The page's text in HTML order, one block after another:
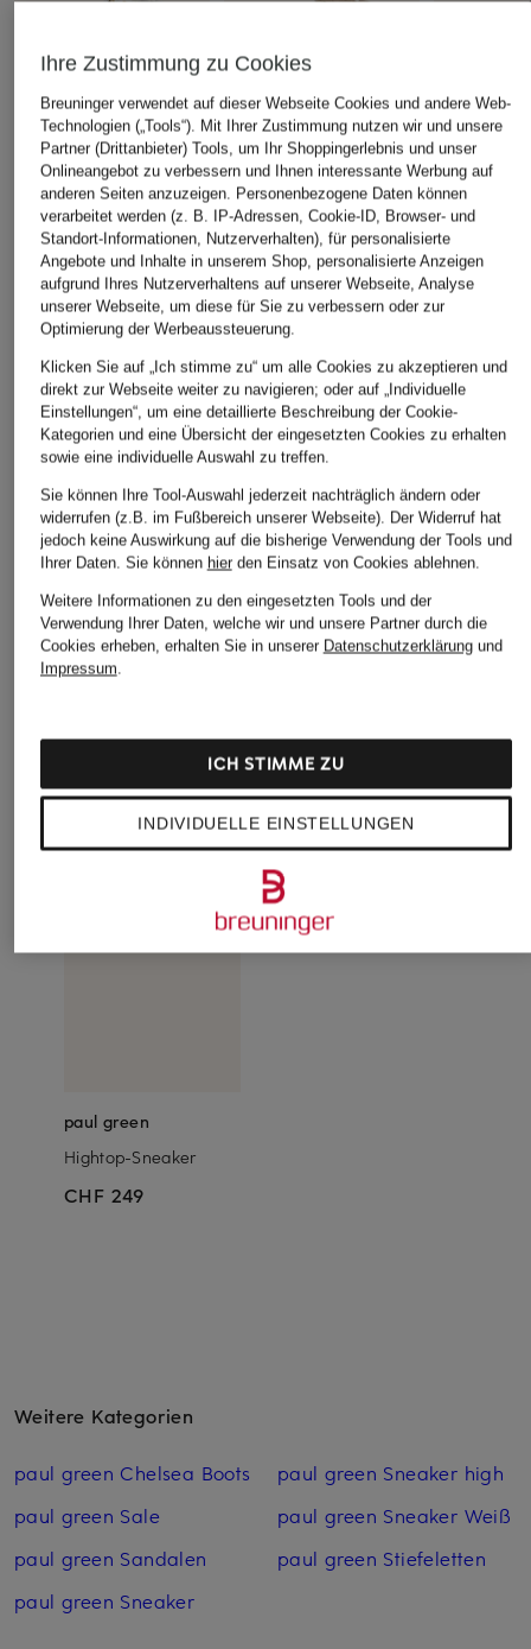
paul green
Hightop-Sneaker
CHF 159
Ursprünglich:CHF 199
paul green
Hightop-Sneaker
CHF 149
Ursprünglich: CHF 209
paul green
Hightop-
CHF 149
Ursprünglich:
ÄHNLICHE ARTIKEL ENTDECKEN
paul green
Hightop-Sneaker
CHF 249
Weitere Kategorien
paul green Chelsea Boots
paul green Sale
paul green Sandalen
paul green Sneaker
paul green Sneaker high
paul green Sneaker Weiß
paul green Stiefeletten
Ihre Zustimmung zu Cookies
Breuninger verwendet auf dieser Webseite Cookies und andere Web-
Technologien („Tools“). Mit Ihrer Zustimmung nutzen wir und unsere
Partner (Drittanbieter) Tools, um Ihr Shoppingerlebnis und unser
Onlineangebot zu verbessern und Ihnen interessante Werbung auf
anderen Seiten anzuzeigen. Personenbezogene Daten können
verarbeitet werden (z. B. IP-Adressen, Cookie-ID, Browser- und
Standort-Informationen, Nutzerverhalten), für personalisierte
Angebote und Inhalte in unserem Shop, personalisierte Anzeigen
aufgrund Ihres Nutzerverhaltens auf unserer Webseite, Analyse
unserer Webseite, um diese für Sie zu verbessern oder zur
Optimierung der Werbeaussteuerung.
Klicken Sie auf „Ich stimme zu“ um alle Cookies zu akzeptieren und
direkt zur Webseite weiter zu navigieren; oder auf „Individuelle
Einstellungen“, um eine detaillierte Beschreibung der Cookie-
Kategorien und eine Übersicht der eingesetzten Cookies zu erhalten
sowie eine individuelle Auswahl zu treffen.
Sie können Ihre Tool-Auswahl jederzeit nachträglich ändern oder
widerrufen (z.B. im Fußbereich unserer Webseite). Der Widerruf hat
jedoch keine Auswirkung auf die bisherige Verwendung der Tools und
Ihrer Daten. Sie können hierden Einsatz von Cookies ablehnen.
Weitere Informationen zu den eingesetzten Tools und der
Verwendung Ihrer Daten, welche wir und unsere Partner durch die
Cookies erheben, erhalten Sie in unserer Datenschutzerklärungund
Impressum.
INDIVIDUELLE EINSTELLUNGEN
ICH STIMME ZU